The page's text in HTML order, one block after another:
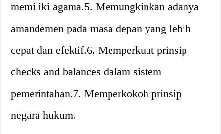
memiliki agama.5. Memungkinkan adanya
amandemen pada masa depan yang lebih
cepat dan efektif.6. Memperkuat prinsip
checks and balances dalam sistem
pemerintahan.7. Memperkokoh prinsip
negara hukum.